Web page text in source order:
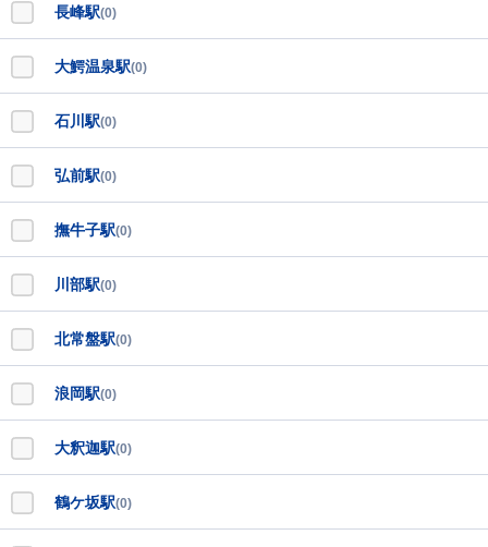
長峰駅(0)
大鰐温泉駅(0)
石川駅(0)
弘前駅(0)
撫牛子駅(0)
川部駅(0)
北常盤駅(0)
浪岡駅(0)
大釈迦駅(0)
鶴ケ坂駅(0)